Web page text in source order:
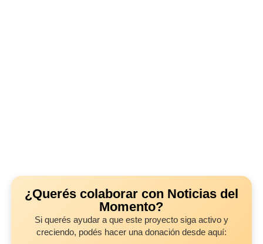
¿Querés colaborar con Noticias del
Momento?
Si querés ayudar a que este proyecto siga activo y
creciendo, podés hacer una donación desde aquí: